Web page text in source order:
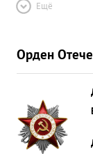
Ещё
Орден